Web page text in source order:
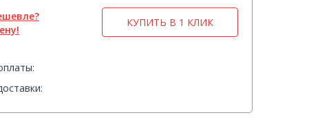
КУПИТЬ В 1 КЛИК